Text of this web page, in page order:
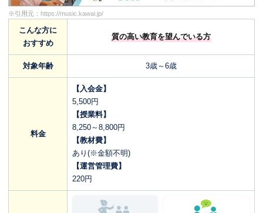
※引用元： https://music.kawai.jp/
こんな方に
おすすめ
質の高い教育を望んでいる方
対象年齢 3歳～6歳
料金
【入会金】
5,500円
【授業料】
8,250～8,800円
【教材費】
あり(※金額不明)
【運営管理費】
220円